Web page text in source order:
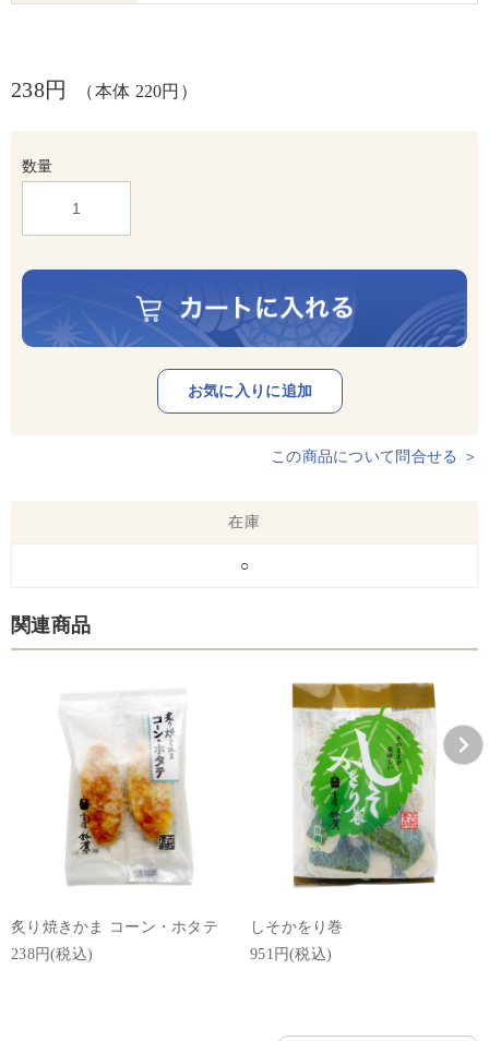
238円 （本体 220円）
数量
この商品について問合せる ＞
在庫
○
関連商品
炙り焼きかま コーン・ホタテ
238円(税込)
しそかをり巻
951円(税込)